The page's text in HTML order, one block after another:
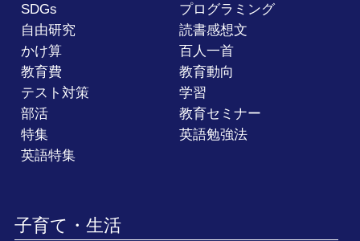
SDGs
プログラミング
自由研究
読書感想文
かけ算
百人一首
教育費
教育動向
テスト対策
学習
部活
教育セミナー
特集
英語勉強法
英語特集
子育て・生活